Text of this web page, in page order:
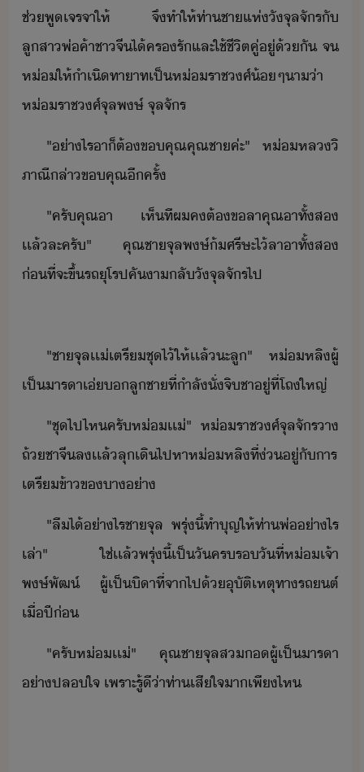
ช่​พู​เจรจา​ให้​ ​จึ​ทำให้​ท่าชา​แห่​ั​จุล​จัร​ั​
ลูสา​พ่ค้า​ชาจี​ไ้​ครรั​และ​ใช้ชีิต​คู่​ู่​้ั​ ​จ​
ห่​ให้ำเิ​ทาาท​เป็​ห่ราชศ์​้​ๆ​า​่า​
ห่ราชศ์​จุลพษ์​ ​จุล​จัร
"​่าไร​า​็​ต้​ขคุณ​คุณชา​ค่ะ​"​ ​ ​ห่หล​ิ
ภาณี​ล่า​ขคุณ​ีครั้
"​ครั​คุณา​ ​เห็ที​ผ​ค​ต้​ขลา​คุณา​ทั้ส​
เเล้​ละครั​"​ ​ ​คุณชา​จุลพษ์​้​ศรีษะ​ไ้​ลา​า​ทั้ส​
่ที่จะ​ขึ้รถ​ุโรป​คั​า​ลั​ั​จุล​จัร​ไป
"​ชา​จุลเ​เ​่​เตรี​ชุ​ไ้​ให้​เเล้​ะ​ลู​"​ ​ ​ห่​หลิ​ผู้​
เป็า​รา​เ่​​ลูชา​ที่​ำลั​ั่​จิ​ชา​ู่​ที่​โถ​ใหญ่
"​ชุ​ไป​ไห​ครั​ห่เ​เ​่​"​ ​ ​ห่ราชศ์​จุล​จัร​า​
ถ้​ชา​จี​ล​เเล้​ลุ​เิ​ไปหา​ห่​หลิ​ที่​่ู่ั​าร​
เตรี​ข้าข​า่า
"​ลื​ไ้​่าไร​ชา​จุล​ ​พรุ่ี้​ทำุญ​ให้ท่า​พ​่​​่า​ไร​
เล่า​"​ ​ใช่​เเล้​พรุ่ี้​เป็​ั​ครร​ัที่​ห่เจ้า​
พษ์พัฒ์​ ​ผู้​เป็​ิา​ที่​จาไป​้​ุัติเหตุ​ทา​รถต์​
เื่ปี่
"​ครั​ห่เ​เ​่​"​ ​คุณชา​จุล​ส​ผู้​เป็า​รา​
่า​ปลใจ​ ​เพราะ​รู้ี​่า​ท่า​เสีใจ​า​เพี​ไห